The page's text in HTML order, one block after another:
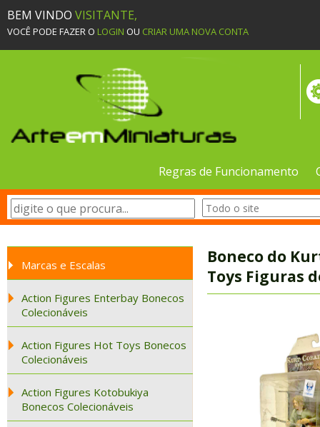
BEM VINDO VISITANTE,
VOCÊ PODE FAZER O LOGIN OU CRIAR UMA NOVA CONTA
Regras de Funcionamento
Marcas e Escalas
Action Figures Enterbay Bonecos
Colecionáveis
Action Figures Hot Toys Bonecos
Colecionáveis
Action Figures Kotobukiya
Bonecos Colecionáveis
Boneco do
Toys Figuras